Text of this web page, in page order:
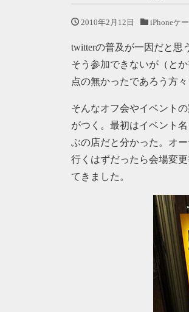
2010年2月12日 iPhoneケ
twitterの普及が一因だと思
そう参加できないが（と
点の無かったであろう方
そんなオフ会やイベント
がつく。最初はイベント
ぶの店だと分かった。オ
行くはずだったら会場変
てきました。